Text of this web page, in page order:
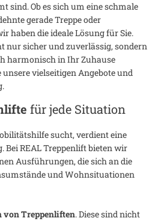
sind. Ob es sich um eine schmale
gerade Treppe oder
haben die ideale Lösung für Sie.
nur sicher und zuverlässig, sondern
harmonisch in Ihr Zuhause
vielseitigen Angebote und
für jede Situation
sucht, verdient eine
Bei REAL Treppenlift bieten wir
Ausführungen, die sich an die
und Wohnsituationen
von Treppenliften. Diese sind nicht